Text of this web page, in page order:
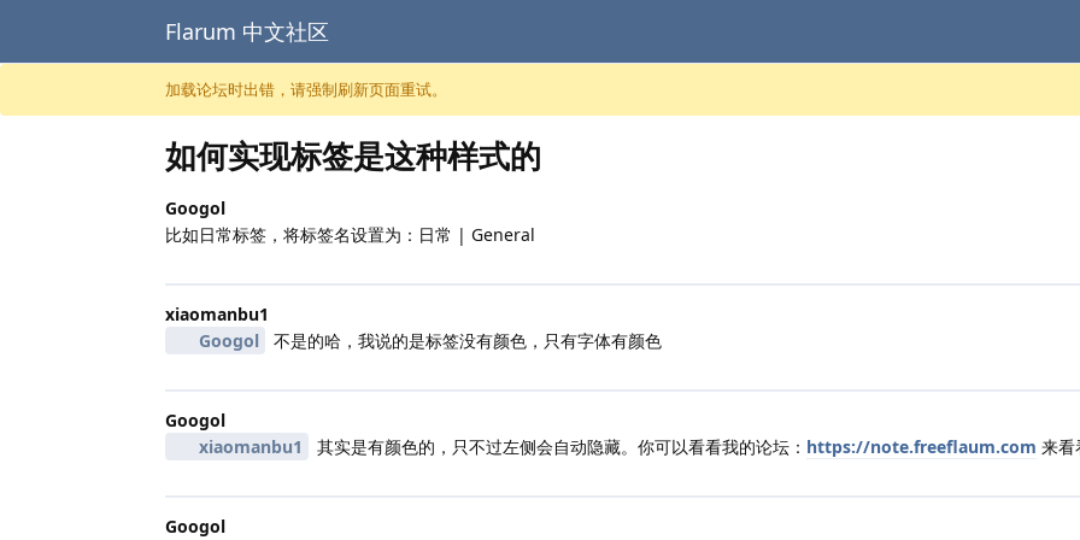
跳至内容
Flarum 中文社区
加载论坛时出错，请强制刷新页面重试。
如何实现标签是这种样式的
Googol
比如日常标签，将标签名设置为：日常 | General
xiaomanbu1
Googol
不是的哈，我说的是标签没有颜色，只有字体有颜色
Googol
xiaomanbu1
其实是有颜色的，只不过左侧会自动隐藏。你可以看看我的论坛： https://note.freeflaum.com 来看
Googol